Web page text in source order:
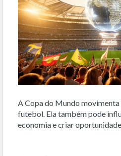
A Copa do Mundo movimenta
futebol. Ela também pode
economia e criar